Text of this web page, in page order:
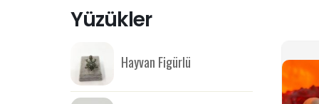
Yüzükler
Hayvan Figürlü